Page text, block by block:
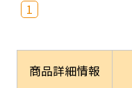
1
商品詳細情報